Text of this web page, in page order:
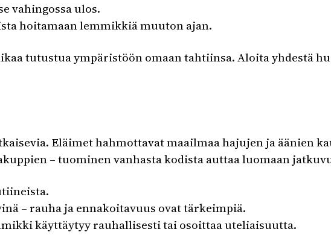
vahingossa ulos.
hoitamaan lemmikkiä muuton ajan.
tutustua ympäristöön omaan tahtiinsa. Aloita yhdestä
Eläimet hahmottavat maailmaa hajujen ja äänien
– tuominen vanhasta kodista auttaa luomaan
– rauha ja ennakoitavuus ovat tärkeimpiä.
käyttäytyy rauhallisesti tai osoittaa uteliaisuutta.